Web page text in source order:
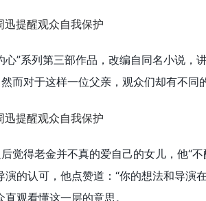
心”系列第三部作品，改编自同名小说，
而对于这样一位父亲，观众们却有不同
觉得老金并不真的爱自己的女儿，他“不
的认可，他点赞道：“你的想法和导演
观看懂这一层的意思。